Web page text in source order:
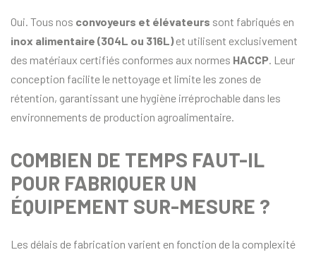
Oui. Tous nos convoyeurs et élévateurs sont fabriqués en
inox alimentaire (304L ou 316L)et utilisent exclusivement
des matériaux certifiés conformes aux normes HACCP. Leur
conception facilite le nettoyage et limite les zones de
rétention, garantissant une hygiène irréprochable dans les
environnements de production agroalimentaire.
COMBIEN DE TEMPS FAUT-IL
POUR FABRIQUER UN
ÉQUIPEMENT SUR-MESURE ?
Les délais de fabrication varient en fonction de la complexité